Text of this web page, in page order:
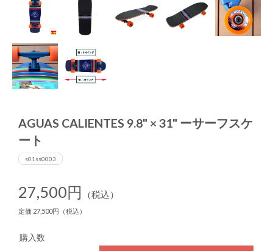
AGUAS CALIENTES 9.8" × 31" ーサーフスケ
ート
s01ss0003
27,500円 （税込）
定価 27,500円（税込）
購入数